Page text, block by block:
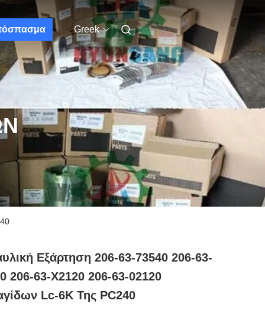
Greek
Εξάρτηση 206-63-73540 206-63-
206-63-X2120 206-63-02120
Lc-6K Της PC240